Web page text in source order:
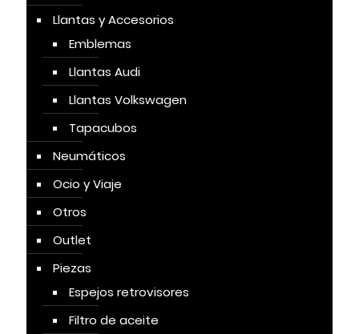
Llantas y Accesorios
Emblemas
Llantas Audi
Llantas Volkswagen
Tapacubos
Neumáticos
Ocio y Viaje
Otros
Outlet
Piezas
Espejos retrovisores
Filtro de aceite